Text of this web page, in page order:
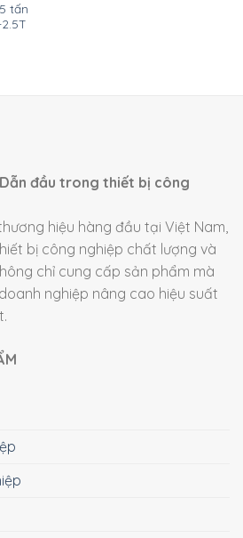
tấn
2.5T
đầu trong thiết bị công
hiệu hàng đầu tại Việt Nam,
bị công nghiệp chất lượng và
chỉ cung cấp sản phẩm mà
nghiệp nâng cao hiệu suất